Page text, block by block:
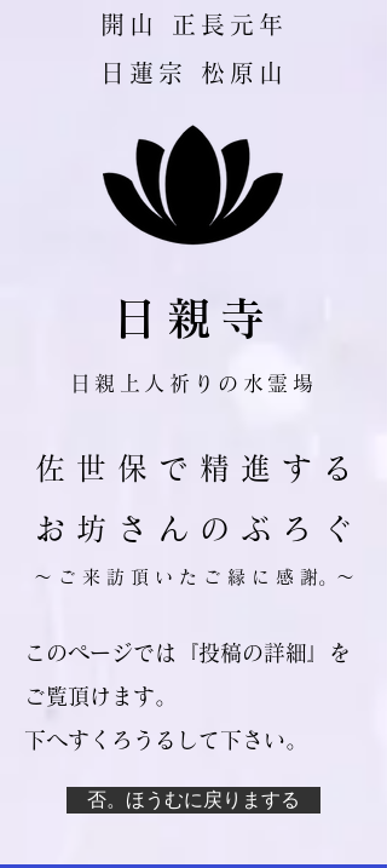
​開山 正長元年
日蓮宗 松原山
日親寺
日親上人祈りの水霊場
佐 世 保 で 精 進 す る
お 坊 さ ん の ぶ ろ ぐ
​～ ご 来 訪 頂 い た ご 縁 に 感 謝。～
このページでは『投稿の詳細』を
ご覧頂けます。
​下へすくろうるして下さい。
否。ほうむに戻りまする